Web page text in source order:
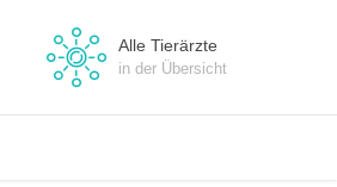
Alle Tierärzte
in der Übersicht